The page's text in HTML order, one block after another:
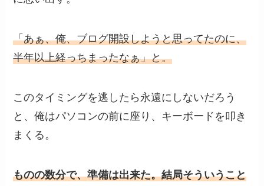
「あぁ、俺、ブログ開設しようと思ってたのに、
半年以上経っちまったなぁ」と。
このタイミングを逃したら永遠にしないだろう
と、俺はパソコンの前に座り、キーボードを叩き
まくる。
ものの数分で、準備は出来た。結局そういうこと